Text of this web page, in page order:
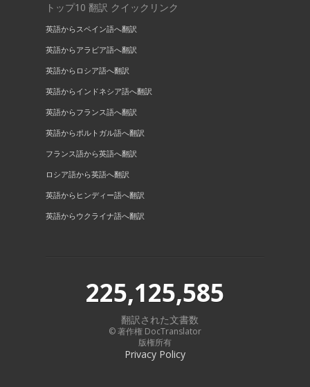
トップ10 翻訳 クイックリンク
英語からスペイン語へ翻訳
英語からアラビア語へ翻訳
英語からロシア語へ翻訳
英語からインドネシア語へ翻訳
英語からフランス語へ翻訳
英語からポルトガル語へ翻訳
フランス語から英語へ翻訳
ロシア語から英語へ翻訳
英語からヒンディー語へ翻訳
英語からウクライナ語へ翻訳
225,125,585
翻訳された文書数
© 著作権 DocTranslator
版権所有
Privacy Policy